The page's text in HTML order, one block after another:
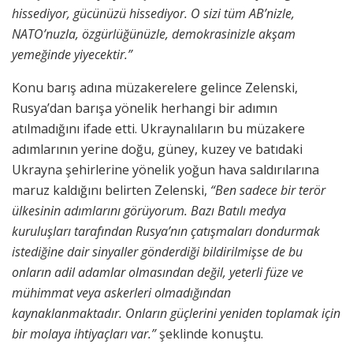
hissediyor, gücünüzü hissediyor. O sizi tüm AB’nizle,
NATO’nuzla, özgürlüğünüzle, demokrasinizle akşam
yemeğinde yiyecektir.”
Konu barış adına müzakerelere gelince Zelenski,
Rusya’dan barışa yönelik herhangi bir adımın
atılmadığını ifade etti. Ukraynalıların bu müzakere
adımlarının yerine doğu, güney, kuzey ve batıdaki
Ukrayna şehirlerine yönelik yoğun hava saldırılarına
maruz kaldığını belirten Zelenski, “Ben sadece bir terör
ülkesinin adımlarını görüyorum. Bazı Batılı medya
kuruluşları tarafından Rusya’nın çatışmaları dondurmak
istediğine dair sinyaller gönderdiği bildirilmişse de bu
onların adil adamlar olmasından değil, yeterli füze ve
mühimmat veya askerleri olmadığından
kaynaklanmaktadır. Onların güçlerini yeniden toplamak için
bir molaya ihtiyaçları var.”şeklinde konuştu.